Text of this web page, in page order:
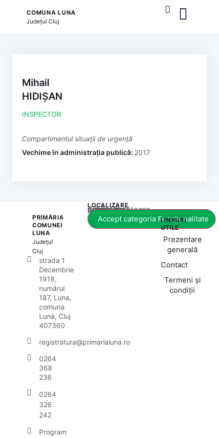
COMUNA LUNA
JudețulCluj
Mihail
HIDIȘAN
INSPECTOR
Compartimentul situații de urgență
Vechime în administrația publică: 2017
PRIMĂRIA
COMUNEI
LUNA
Județul
Cluj
strada 1
Decembrie
1918,
numărul
187, Luna,
comuna
Luna, Cluj
407360
registratura@primarialuna.ro
0264
368
236
0264
326
242
Program
LOCALIZARE
Acest conținut este blocat până când acceptați categoria corespunzătoare de cookie-uri.
Accept categoria Funcționalitate
LINKURI
UTILE
Prezentare
generală
Contact
Termeni și
condiții